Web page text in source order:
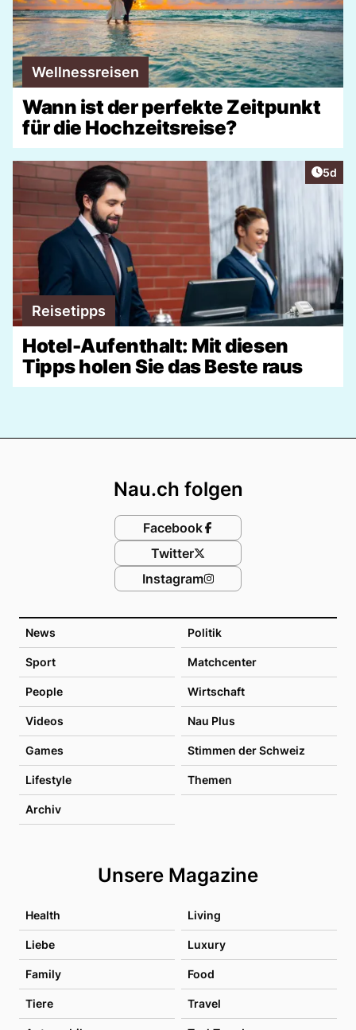
Wellnessreisen
Wann ist der perfekte Zeitpunkt
für die Hochzeitsreise?
5d
Reisetipps
Hotel-Aufenthalt: Mit diesen
Tipps holen Sie das Beste raus
News Politik
Sport Matchcenter
People Wirtschaft
Videos Nau Plus
Games Stimmen der Schweiz
Lifestyle Themen
Archiv
Unsere Magazine
Health Living
Liebe Luxury
Family Food
Tiere Travel
Nau.ch folgen
Facebook
Twitter
Instagram